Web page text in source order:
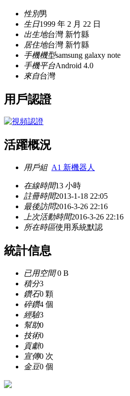
性別男
生日1999 年 2 月 22 日
出生地台灣 新竹縣
居住地台灣 新竹縣
手機機型samsung galaxy note
手機平台Android 4.0
來自台灣
用戶認證
活躍概況
用戶組 A1 新機器人
在線時間13 小時
註冊時間2013-1-18 22:05
最後訪問2016-3-26 22:16
上次活動時間2016-3-26 22:16
所在時區使用系統默認
統計信息
已用空間0 B
積分3
鑽石0 顆
碎鑽4 個
經驗3
幫助0
技術0
貢獻0
宣傳0 次
金豆0 個